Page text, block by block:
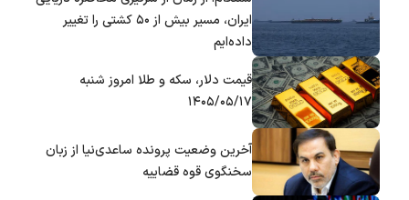
ایران، مسیر بیش از ۵۰ کشتی را تغییر
داده‌ایم
قیمت دلار، سکه و طلا امروز شنبه
۱۴۰۵/۰۵/۱۷
آخرین وضعیت پرونده ساعدی‌نیا از زبان
سخنگوی قوه قضاییه